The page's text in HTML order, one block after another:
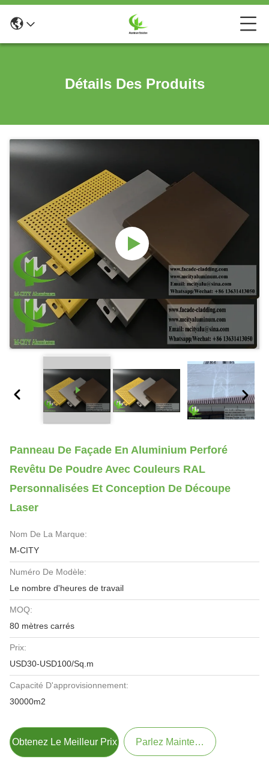
Détails Des Produits
Panneau De Façade En Aluminium Perforé
Revêtu De Poudre Avec Couleurs RAL
Personnalisées Et Conception De Découpe
Laser
Nom De La Marque:
M-CITY
Numéro De Modèle:
Le nombre d'heures de travail
MOQ:
80 mètres carrés
Prix:
USD30-USD100/Sq.m
Capacité D'approvisionnement:
30000m2
Obtenez Le Meilleur Prix Parlez Maintenant.